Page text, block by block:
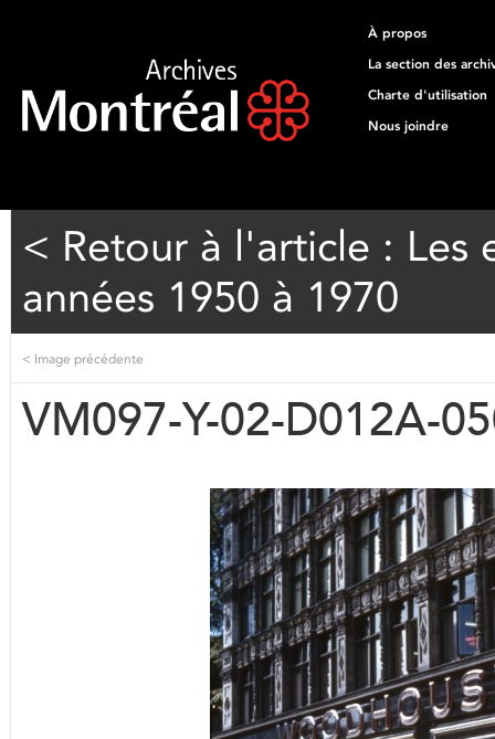
À propos
La section des
Charte d'utilisation
Nous joindre
< Retour à l'article : Les
années 1950 à 1970
< Image précédente
VM097-Y-02-D012A-